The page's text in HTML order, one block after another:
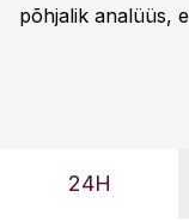
põhjalik analüüs,
OÜ tegevjuht
24H